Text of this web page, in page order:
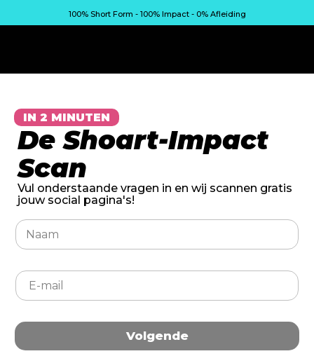
100% Short Form - 100% Impact - 0% Afleiding
IN 2 MINUTEN
De Shoart-Impact
Scan
Vul onderstaande vragen in en wij scannen gratis
jouw social pagina's!
e
W
H
o
N
a
a
*
E
-
m
i
l
Volgende